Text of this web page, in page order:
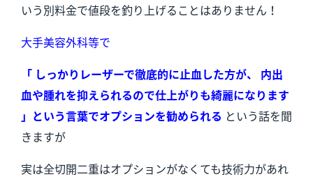
いう別料金で値段を釣り上げることはありません！
大手美容外科等で
「 しっかりレーザーで徹底的に止血した方が、 内出
血や腫れを抑えられるので仕上がりも綺麗になります
」という言葉でオプションを勧められる という話を聞
きますが
実は全切開二重はオプションがなくても技術力があれ